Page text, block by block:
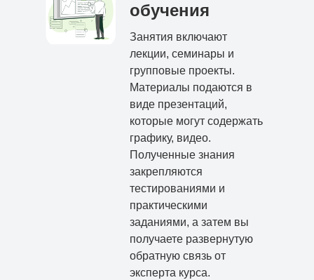
обучения
Занятия включают
лекции, семинары и
групповые проекты.
Материалы подаются в
виде презентаций,
которые могут содержать
графику, видео.
Полученные знания
закрепляются
тестированиями и
практическими
заданиями, а затем вы
получаете развернутую
обратную связь от
эксперта курса.